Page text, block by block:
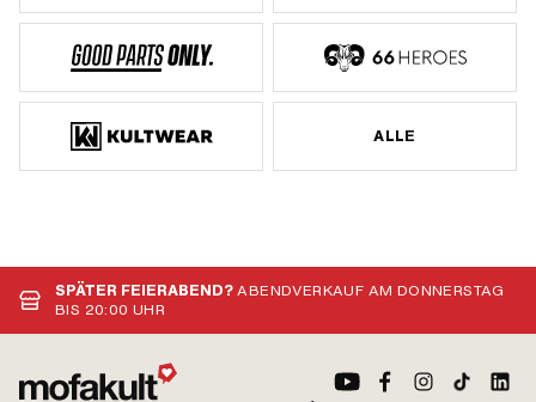
ALLE
SPÄTER FEIERABEND?ABENDVERKAUF AM DONNERSTAG
BIS 20:00 UHR